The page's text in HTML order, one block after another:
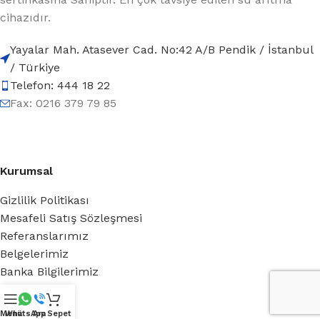
cihazıdır.
Yayalar Mah. Atasever Cad. No:42 A/B Pendik / İstanbul
/ Türkiye
Telefon: 444 18 22
Fax: 0216 379 79 85
Kurumsal
Gizlilik Politikası
Mesafeli Satış Sözleşmesi
Referanslarımız
Belgelerimiz
Banka Bilgilerimiz
Hakkımızda
Menü
WhatsApp
AraSepet